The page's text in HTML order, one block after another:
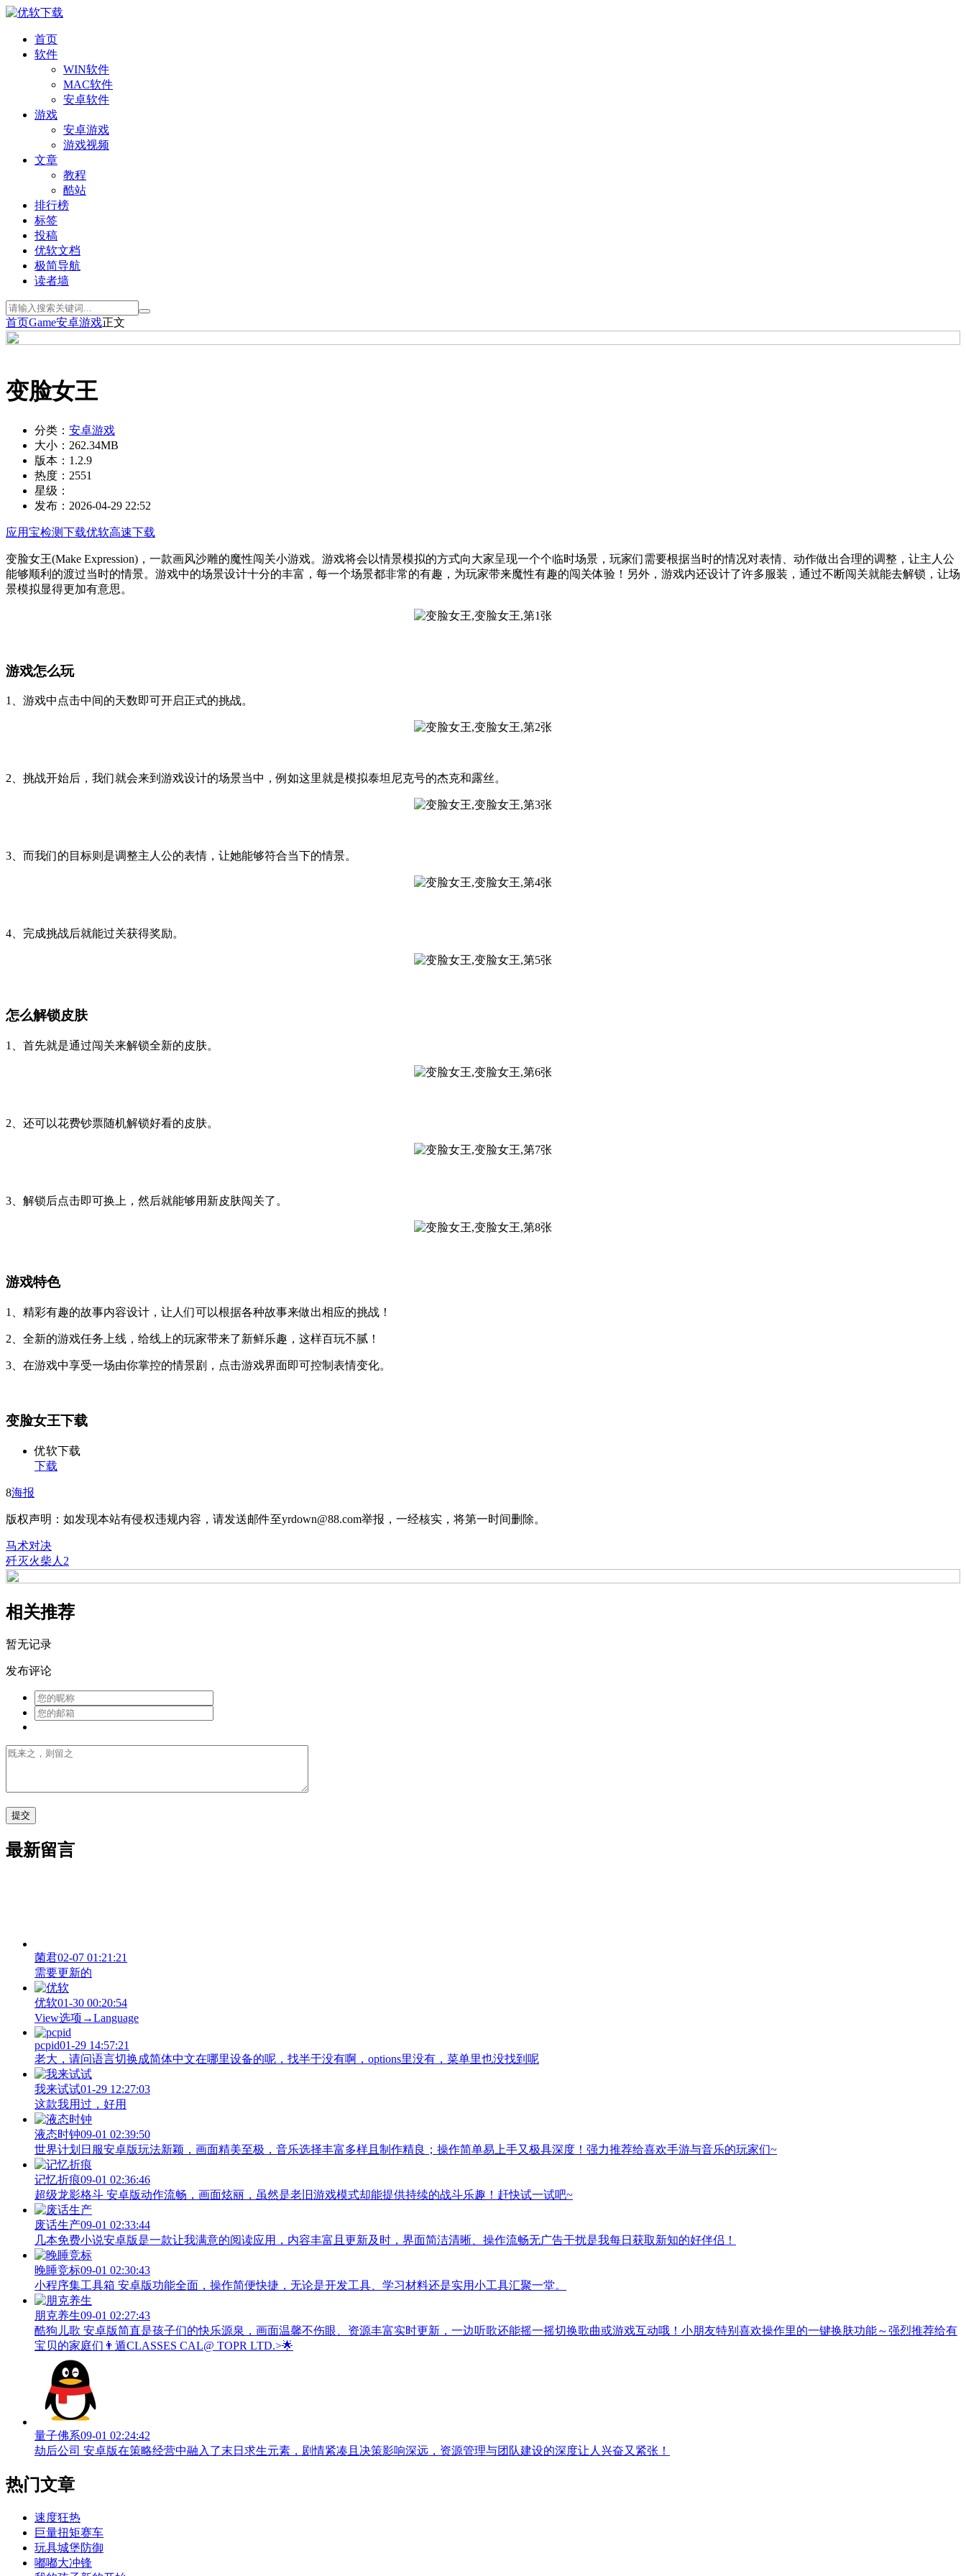
首页
软件
WIN软件
MAC软件
安卓软件
游戏
安卓游戏
游戏视频
文章
教程
酷站
排行榜
标签
投稿
优软文档
极简导航
读者墙
首页Game安卓游戏正文
变脸女王
分类： 安卓游戏
大小： 262.34MB
版本： 1.2.9
热度： 2551
星级：
发布： 2026-04-29 22:52
应用宝检测下载优软高速下载
变脸女王(Make Expression)，一款画风沙雕的魔性闯关小游戏。游戏将会以情景模拟的方式向大家呈现一个个临时场景，玩家们需要根据当时的情况对表情、动作做出合理的调整，让主人公
能够顺利的渡过当时的情景。游戏中的场景设计十分的丰富，每一个场景都非常的有趣，为玩家带来魔性有趣的闯关体验！另外，游戏内还设计了许多服装，通过不断闯关就能去解锁，让场
景模拟显得更加有意思。
游戏怎么玩
1、游戏中点击中间的天数即可开启正式的挑战。
2、挑战开始后，我们就会来到游戏设计的场景当中，例如这里就是模拟泰坦尼克号的杰克和露丝。
3、而我们的目标则是调整主人公的表情，让她能够符合当下的情景。
4、完成挑战后就能过关获得奖励。
怎么解锁皮肤
1、首先就是通过闯关来解锁全新的皮肤。
2、还可以花费钞票随机解锁好看的皮肤。
3、解锁后点击即可换上，然后就能够用新皮肤闯关了。
游戏特色
1、精彩有趣的故事内容设计，让人们可以根据各种故事来做出相应的挑战！
2、全新的游戏任务上线，给线上的玩家带来了新鲜乐趣，这样百玩不腻！
3、在游戏中享受一场由你掌控的情景剧，点击游戏界面即可控制表情变化。
变脸女王下载
优软下载
下载
8海报
版权声明：如发现本站有侵权违规内容，请发送邮件至yrdown@88.com举报，一经核实，将第一时间删除。
马术对决
歼灭火柴人2
相关推荐
暂无记录
发布评论
最新留言
菌君02-07 01:21:21
需要更新的
优软01-30 00:20:54
View‌选项→Language
pcpid01-29 14:57:21
老大，请问语言切换成简体中文在哪里设备的呢，找半于没有啊，options里没有，菜单里也没找到呢
我来试试01-29 12:27:03
这款我用过，好用
液态时钟09-01 02:39:50
世界计划日服安卓版玩法新颖，画面精美至极，音乐选择丰富多样且制作精良；操作简单易上手又极具深度！强力推荐给喜欢手游与音乐的玩家们~
记忆折痕09-01 02:36:46
超级龙影格斗 安卓版动作流畅，画面炫丽，虽然是老旧游戏模式却能提供持续的战斗乐趣！赶快试一试吧~
废话生产09-01 02:33:44
几本免费小说安卓版是一款让我满意的阅读应用，内容丰富且更新及时，界面简洁清晰、操作流畅无广告干扰是我每日获取新知的好伴侣！
晚睡竞标09-01 02:30:43
小程序集工具箱 安卓版功能全面，操作简便快捷，无论是开发工具、学习材料还是实用小工具汇聚一堂。
朋克养生09-01 02:27:43
酷狗儿歌 安卓版简直是孩子们的快乐源泉，画面温馨不伤眼、资源丰富实时更新，一边听歌还能摇一摇切换歌曲或游戏互动哦！小朋友特别喜欢操作里的一键换肤功能～强烈推荐给有
宝贝的家庭们👨‍遁️CLASSES CAL@ TOPR LTD.>🌟
量子佛系09-01 02:24:42
劫后公司 安卓版在策略经营中融入了末日求生元素，剧情紧凑且决策影响深远，资源管理与团队建设的深度让人兴奋又紧张！
热门文章
速度狂热
巨量扭矩赛车
玩具城堡防御
嘟嘟大冲锋